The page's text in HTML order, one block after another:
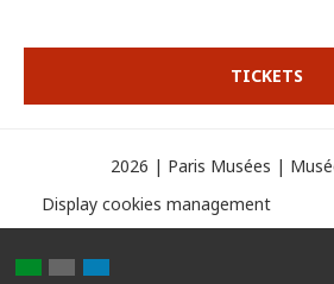
TICKETS
2026 | Paris Musées |
Display cookies management